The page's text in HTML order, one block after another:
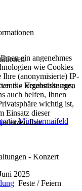
- Veranstaltungen
in Münstermaifeld
- Konzert
2025
Feste / Feiern
ein angenehmes
wie Cookies
Ihre (anonymisierte) IP-
die Ergebnisse aus,
auch helfen, Ihnen
wichtig ist,
Einsatz dieser
Ihre